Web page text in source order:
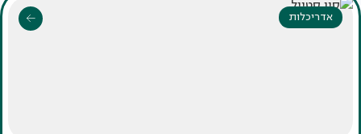
אדריכלות